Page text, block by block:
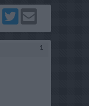
Del
på
Twitter
Send
1